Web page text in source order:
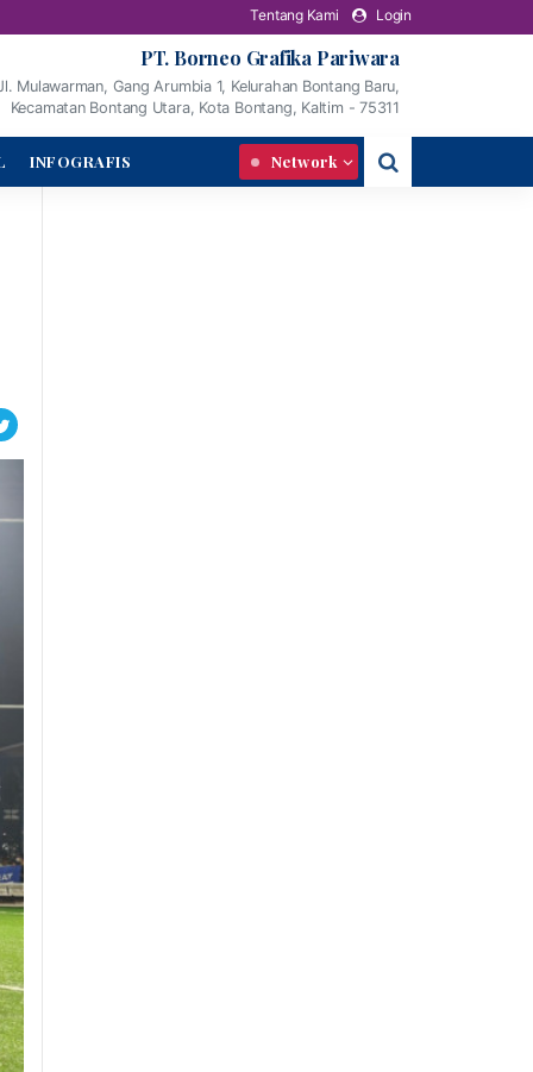
Tentang Kami Login
PT. Borneo Grafika Pariwara
Mulawarman, Gang Arumbia 1, Kelurahan Bontang Baru,
Kecamatan Bontang Utara, Kota Bontang, Kaltim - 75311
INFOGRAFIS Network